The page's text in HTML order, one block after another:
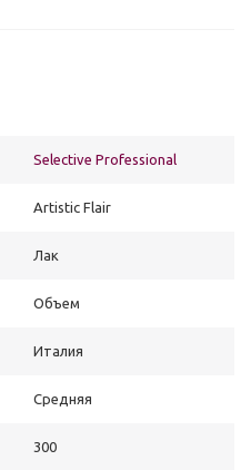
Selective Professional
Artistic Flair
Лак
Объем
Италия
Средняя
300